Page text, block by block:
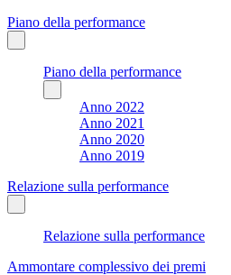
Piano della performance
Piano della performance
Anno 2022
Anno 2021
Anno 2020
Anno 2019
Relazione sulla performance
Relazione sulla performance
Ammontare complessivo dei premi